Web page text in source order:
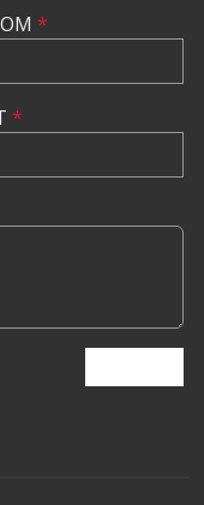
*
*